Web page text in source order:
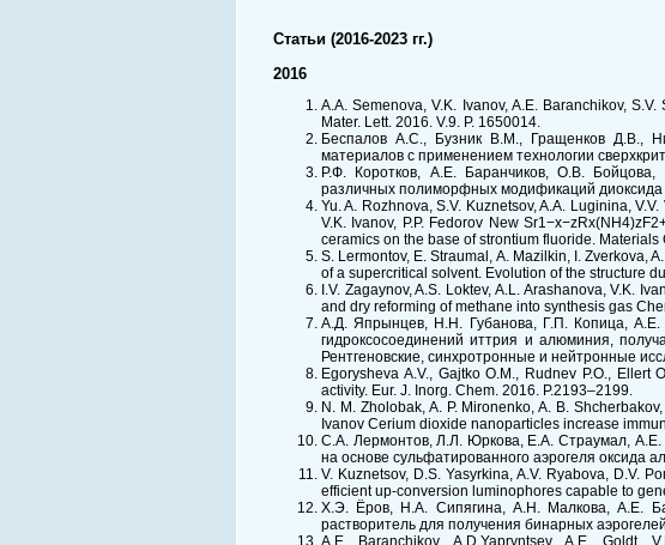
Статьи (2016-2023 гг.)
2016
A.A. Semenova, V.K. Ivanov, A.E. Baranchikov,
Mater. Lett. 2016. V.9. P. 1650014.
Беспалов А.С., Бузник В.М., Гращенков Д.В.,
материалов с применением технологии
Р.Ф. Коротков, А.Е. Баранчиков, О.В. Бойцова,
различных полиморфных модификаций
Yu. A. Rozhnova, S.V. Kuznetsov, A.A. Luginina,
V.K. Ivanov, P.P. Fedorov New
ceramics on the base of strontium fluoride.
S. Lermontov, E. Straumal, A. Mazilkin, I. Zverkova,
of a supercritical solvent. Evolution of the structure
I.V. Zagaynov, A.S. Loktev, A.L. Arashanova, V.K.
and dry reforming of methane into synthesis gas
А.Д. Япрынцев, Н.Н. Губанова, Г.П. Копица, А.Е.
гидроксосоединений иттрия и алюминия,
Рентгеновские, синхротронные и нейтронные
Egorysheva A.V., Gajtko O.M., Rudnev P.O.,
activity. Eur. J. Inorg. Chem. 2016. P.2193–2199.
N. M. Zholobak, A. P. Mironenko, A. B.
Ivanov Cerium dioxide nanoparticles increase
С.А. Лермонтов, Л.Л. Юркова, Е.А. Страумал, А.Е.
на основе сульфатированного аэрогеля
V. Kuznetsov, D.S. Yasyrkina, A.V. Ryabova, D.V.
efficient up-conversion luminophores capable to
Х.Э. Ёров, Н.А. Сипягина, А.Н. Малкова, А.Е.
растворитель для получения бинарных
A.E. Baranchikov, A.D.Yapryntsev, A.E. Goldt,